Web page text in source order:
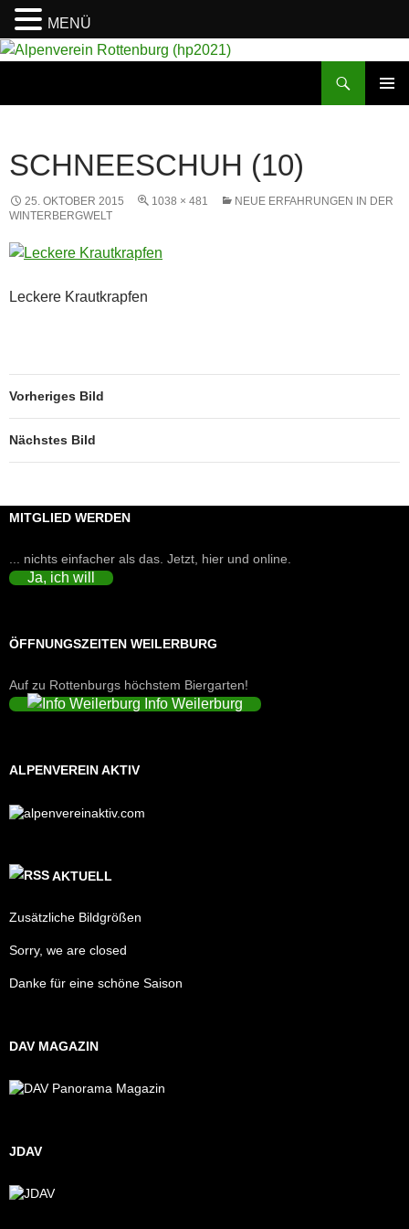
SCHNEESCHUH (10)
25. OKTOBER 2015 1038 × 481
NEUE ERFAHRUNGEN IN DER
WINTERBERGWELT
Leckere Krautkrapfen
Vorheriges Bild
Nächstes Bild
MITGLIED WERDEN
... nichts einfacher als das. Jetzt, hier und online.
Ja, ich will
ÖFFNUNGSZEITEN WEILERBURG
Auf zu Rottenburgs höchstem Biergarten!
Info Weilerburg
ALPENVEREIN AKTIV
AKTUELL
Zusätzliche Bildgrößen
Sorry, we are closed
Danke für eine schöne Saison
DAV MAGAZIN
JDAV
MENÜ